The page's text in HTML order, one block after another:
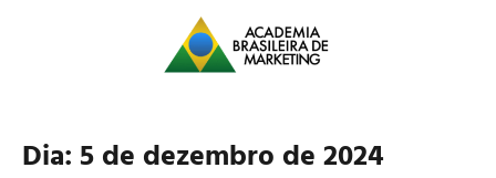
Dia: 5 de dezembro de 2024